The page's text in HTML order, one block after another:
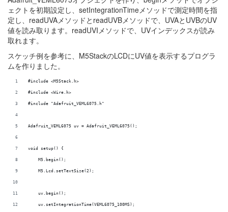
ェクトを初期設定し、setIntegrationTimeメソッドで測定時間を指
定し、readUVAメソッドとreadUVBメソッドで、UVAとUVBのUV
値を読み取ります。readUVIメソッドで、UVインデックスが読み
取れます。
スケッチ例を参考に、M5StackのLCDにUV値を表示するプログラ
ムを作りました。
#include <M5Stack.h>
#include <Wire.h>
#include "Adafruit_VEML6075.h"
Adafruit_VEML6075 uv = Adafruit_VEML6075();
void setup() {
    M5.begin();
    M5.Lcd.setTextSize(2);
    uv.begin();
    uv.setIntegrationTime(VEML6075_100MS);